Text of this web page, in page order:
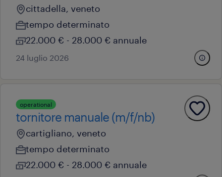
cittadella, veneto
tempo determinato
22.000 € - 28.000 € annuale
24 luglio 2026
operational
tornitore manuale (m/f/nb)
cartigliano, veneto
tempo determinato
22.000 € - 28.000 € annuale